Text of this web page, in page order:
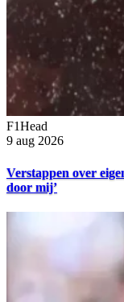
F1Head
9 aug 2026
Verstappen over
door mij’